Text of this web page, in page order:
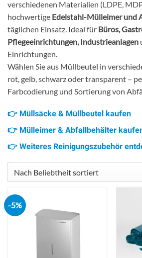
verschiedenen Materialien (LDPE,
hochwertige Edelstahl-Mülleimer und
täglichen Einsatz. Ideal für Büros,
Pflegeeinrichtungen, Industrieanlagen
Einrichtungen.
Wählen Sie aus Müllbeutel in
rot, gelb, schwarz oder transparent –
Farbcodierung und Sortierung von
👉 Müllsäcke & Müllbeutel kaufen
👉 Mülleimer & Abfallbehälter
👉 Weiteres Reinigungszubehör
-5%